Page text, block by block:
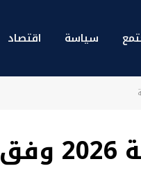
سياسة اقتصاد
موعد رمضان المبارك لسنة 2026 وفق